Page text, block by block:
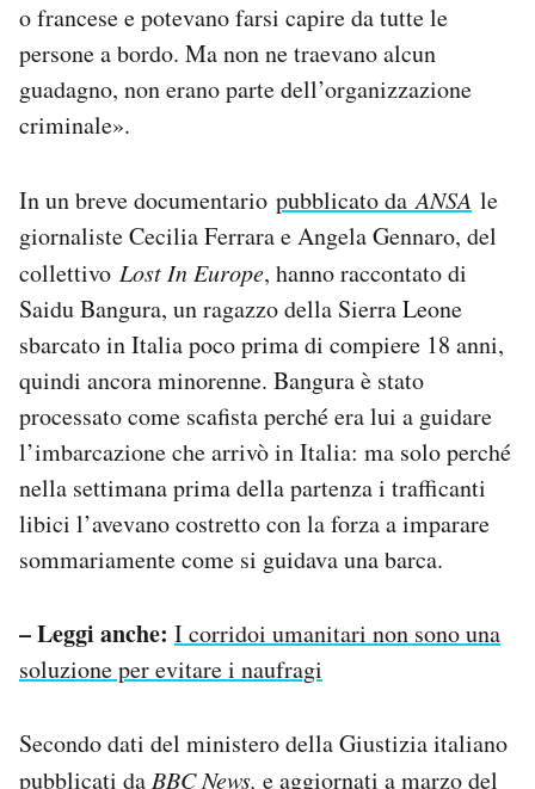
o francese e potevano farsi capire da tutte le
persone a bordo. Ma non ne traevano alcun
guadagno, non erano parte dell’organizzazione
criminale».
In un breve documentario pubblicato daANSA le
giornaliste Cecilia Ferrara e Angela Gennaro, del
collettivo Lost In Europe, hanno raccontato di
Saidu Bangura, un ragazzo della Sierra Leone
sbarcato in Italia poco prima di compiere 18 anni,
quindi ancora minorenne. Bangura è stato
processato come scafista perché era lui a guidare
l’imbarcazione che arrivò in Italia: ma solo perché
nella settimana prima della partenza i trafficanti
libici l’avevano costretto con la forza a imparare
sommariamente come si guidava una barca.
– Leggi anche: I corridoi umanitari non sono una
soluzione per evitare i naufragi
Secondo dati del ministero della Giustizia italiano
pubblicati daBBC News, e aggiornati a marzo del